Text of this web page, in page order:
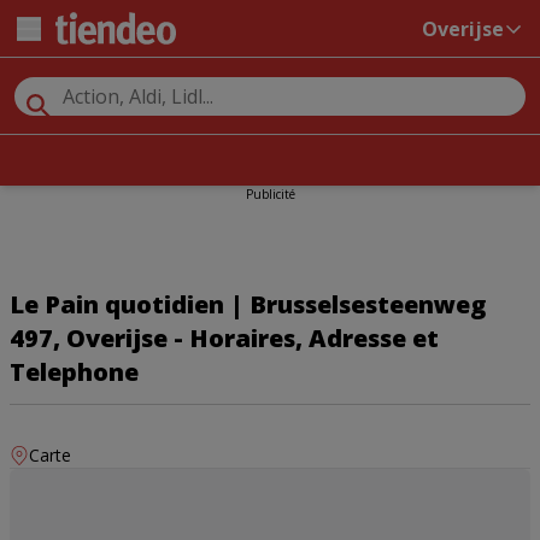
Overijse
Publicité
Le Pain quotidien | Brusselsesteenweg
497, Overijse - Horaires, Adresse et
Telephone
Carte